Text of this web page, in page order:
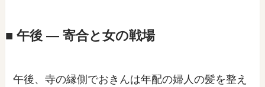
■ 午後 ― 寄合と女の戦場
午後、寺の縁側でおきんは年配の婦人の髪を整え